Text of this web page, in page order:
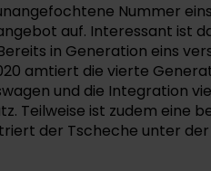
Nummer
auf. Interessant ist
in Generation eins
amtiert die vierte
und die Integration
Teilweise ist zudem
der Tscheche unter